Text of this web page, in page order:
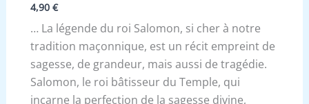
4,90 €
… La légende du roi Salomon, si cher à notre
tradition maçonnique, est un récit empreint de
sagesse, de grandeur, mais aussi de tragédie.
Salomon, le roi bâtisseur du Temple, qui
incarne la perfection de la sagesse divine,